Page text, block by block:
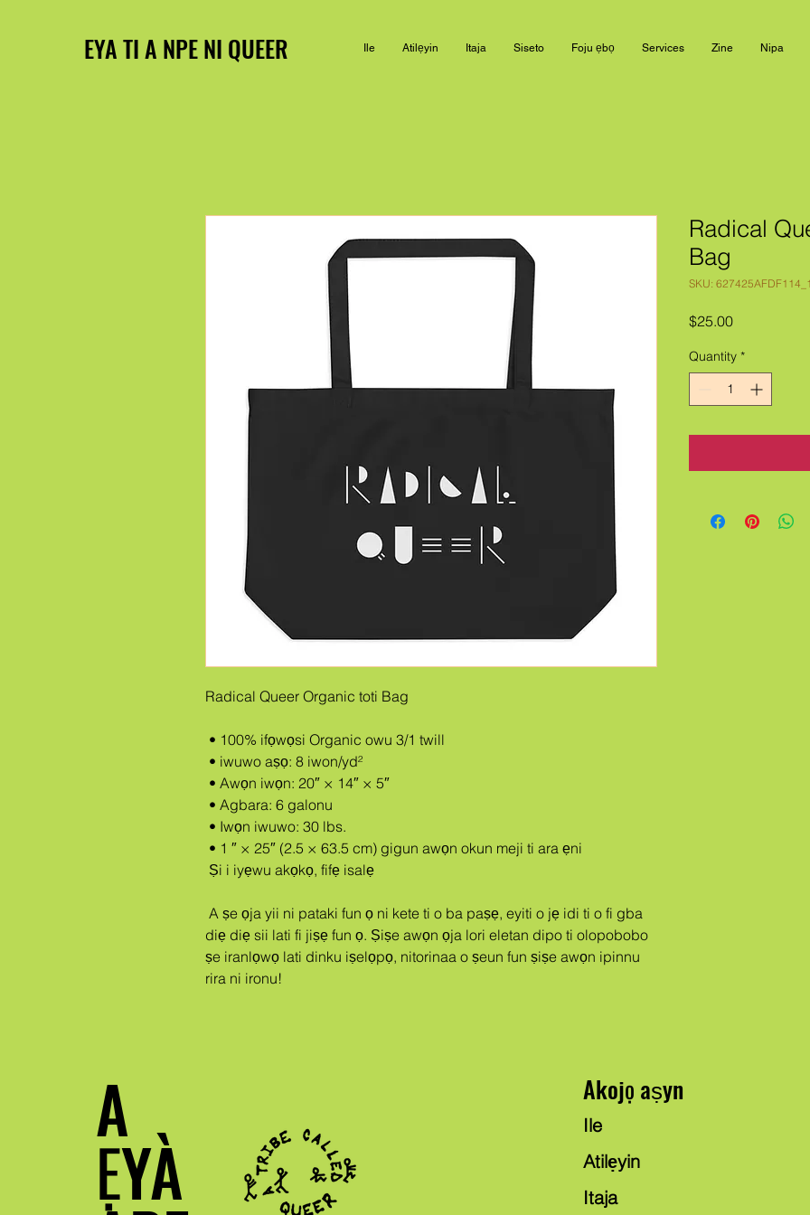
EYA TI A NPE NI QUEER Ile Atilẹyin Itaja Siseto Foju ẹbọ Services Zine Nipa
Radical Queer Organic toti Bag
• 100% ifọwọsi Organic owu 3/1 twill
• iwuwo aṣọ: 8 iwon/yd²
• Awọn iwọn: 20″ × 14″ × 5″
• Agbara: 6 galonu
• Iwọn iwuwo: 30 lbs.
• 1 ″ × 25″ (2.5 × 63.5 cm) gigun awọn okun meji ti ara ẹni
Ṣi i iyẹwu akọkọ, fifẹ isalẹ
diẹ diẹ sii lati fi jiṣẹ fun ọ. Ṣiṣe awọn ọja lori eletan dipo ti olopobobo
ṣe iranlọwọ lati dinku iṣelọpọ, nitorinaa o ṣeun fun ṣiṣe awọn ipinnu
rira ni ironu!
Radical
Bag
SKU:
$25.00Price
Quantity *
A
ẸYÀ
Akojọ aṣyn
Ile
Atilẹyin
Itaja